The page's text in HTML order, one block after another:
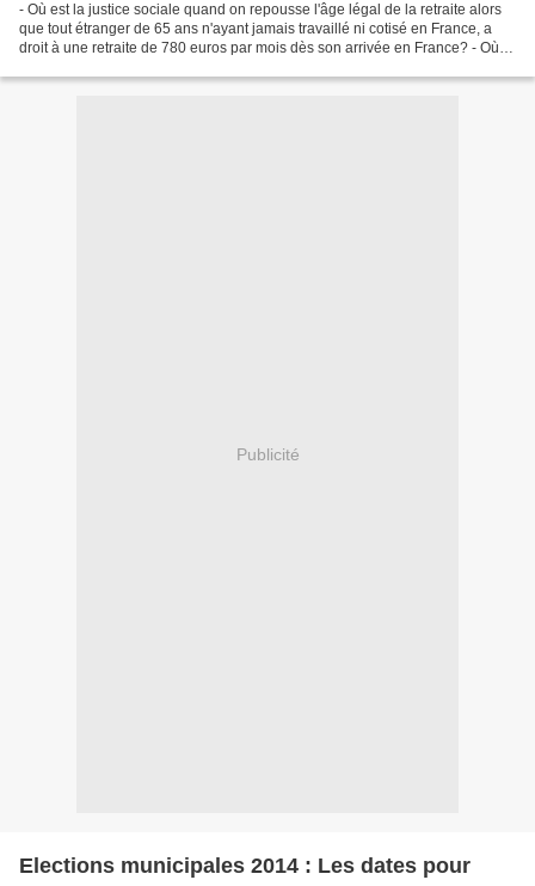
- Où est la justice sociale quand on repousse l'âge légal de la retraite alors
que tout étranger de 65 ans n'ayant jamais travaillé ni cotisé en France, a
droit à une retraite de 780 euros par mois dès son arrivée en France? - Où
Publicité
Elections municipales 2014 : Les dates pour